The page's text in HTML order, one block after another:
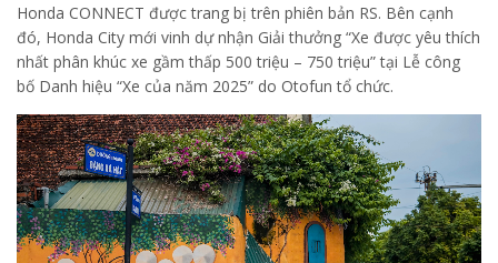
Honda CONNECT được trang bị trên phiên bản RS. Bên cạnh
đó, Honda City mới vinh dự nhận Giải thưởng “Xe được yêu thích
nhất phân khúc xe gầm thấp 500 triệu – 750 triệu” tại Lễ công
bố Danh hiệu “Xe của năm 2025” do Otofun tổ chức.